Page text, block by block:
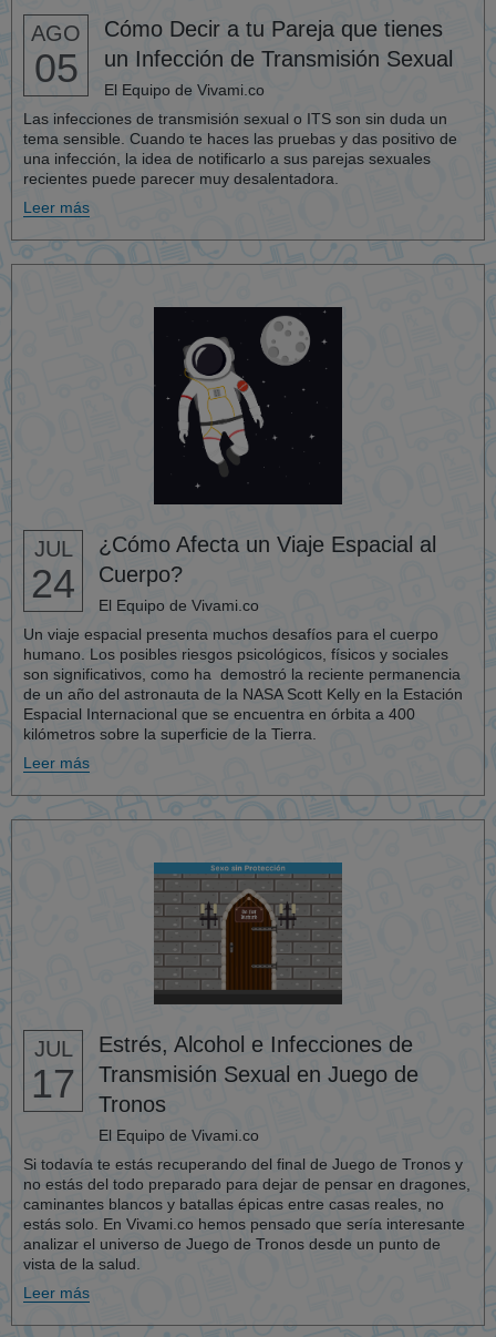
AGO
05
Cómo Decir a tu Pareja que tienes
un Infección de Transmisión Sexual
El Equipo de Vivami.co
Las infecciones de transmisión sexual o ITS son sin duda un
tema sensible. Cuando te haces las pruebas y das positivo de
una infección, la idea de notificarlo a sus parejas sexuales
recientes puede parecer muy desalentadora.
Leer más
JUL
24
¿Cómo Afecta un Viaje Espacial al
Cuerpo?
El Equipo de Vivami.co
Un viaje espacial presenta muchos desafíos para el cuerpo
humano. Los posibles riesgos psicológicos, físicos y sociales
son significativos, como ha demostró la reciente permanencia
de un año del astronauta de la NASA Scott Kelly en la Estación
Espacial Internacional que se encuentra en órbita a 400
kilómetros sobre la superficie de la Tierra.
Leer más
JUL
17
Estrés, Alcohol e Infecciones de
Transmisión Sexual en Juego de
Tronos
El Equipo de Vivami.co
Si todavía te estás recuperando del final de Juego de Tronos y
no estás del todo preparado para dejar de pensar en dragones,
caminantes blancos y batallas épicas entre casas reales, no
estás solo. En Vivami.co hemos pensado que sería interesante
analizar el universo de Juego de Tronos desde un punto de
vista de la salud.
Leer más